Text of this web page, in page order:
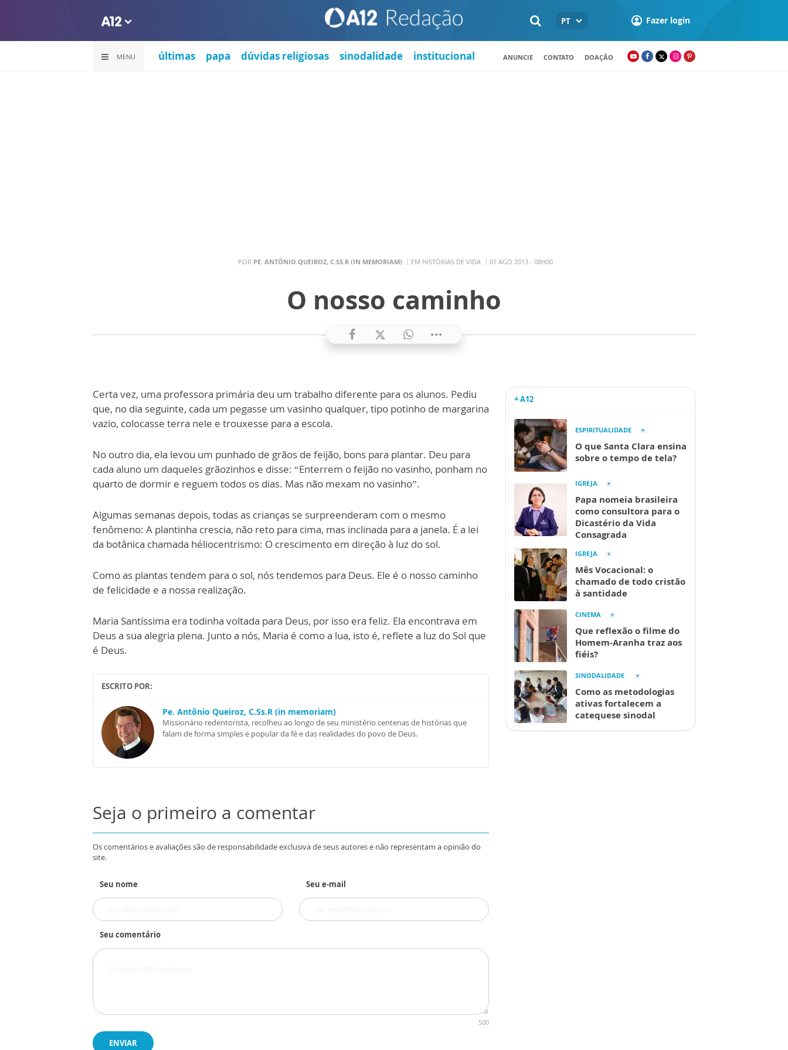
PT Fazer login
MENU últimas papa dúvidas religiosas sinodalidade institucional ANUNCIE CONTATO DOAÇÃO
POR PE. ANTÔNIO QUEIROZ, C.SS.R (IN MEMORIAM) EM HISTÓRIAS DE VIDA 01 AGO 2013 - 08H00
O nosso caminho
Certa vez, uma professora primária deu um trabalho diferente para os alunos. Pediu
que, no dia seguinte, cada um pegasse um vasinho qualquer, tipo potinho de margarina
vazio, colocasse terra nele e trouxesse para a escola.
No outro dia, ela levou um punhado de grãos de feijão, bons para plantar. Deu para
cada aluno um daqueles grãozinhos e disse: “Enterrem o feijão no vasinho, ponham no
quarto de dormir e reguem todos os dias. Mas não mexam no vasinho”.
Algumas semanas depois, todas as crianças se surpreenderam com o mesmo
fenômeno: A plantinha crescia, não reto para cima, mas inclinada para a janela. É a lei
da botânica chamada héliocentrismo: O crescimento em direção à luz do sol.
Como as plantas tendem para o sol, nós tendemos para Deus. Ele é o nosso caminho
de felicidade e a nossa realização.
Maria Santíssima era todinha voltada para Deus, por isso era feliz. Ela encontrava em
Deus a sua alegria plena. Junto a nós, Maria é como a lua, isto é, reflete a luz do Sol que
é Deus.
ESCRITO POR:
Pe. Antônio Queiroz, C.Ss.R (in memoriam)
Missionário redentorista, recolheu ao longo de seu ministério centenas de histórias que
falam de forma simples e popular da fé e das realidades do povo de Deus.
Seja o primeiro a comentar
Os comentários e avaliações são de responsabilidade exclusiva de seus autores e não representam a opinião do
site.
Seu nome Seu e-mail
Seu comentário
500
ENVIAR
+ A12
ESPIRITUALIDADE
O que Santa Clara ensina
sobre o tempo de tela?
IGREJA
Papa nomeia brasileira
como consultora para o
Dicastério da Vida
Consagrada
IGREJA
Mês Vocacional: o
chamado de todo cristão
à santidade
CINEMA
Que reflexão o filme do
Homem-Aranha traz aos
fiéis?
SINODALIDADE
Como as metodologias
ativas fortalecem a
catequese sinodal